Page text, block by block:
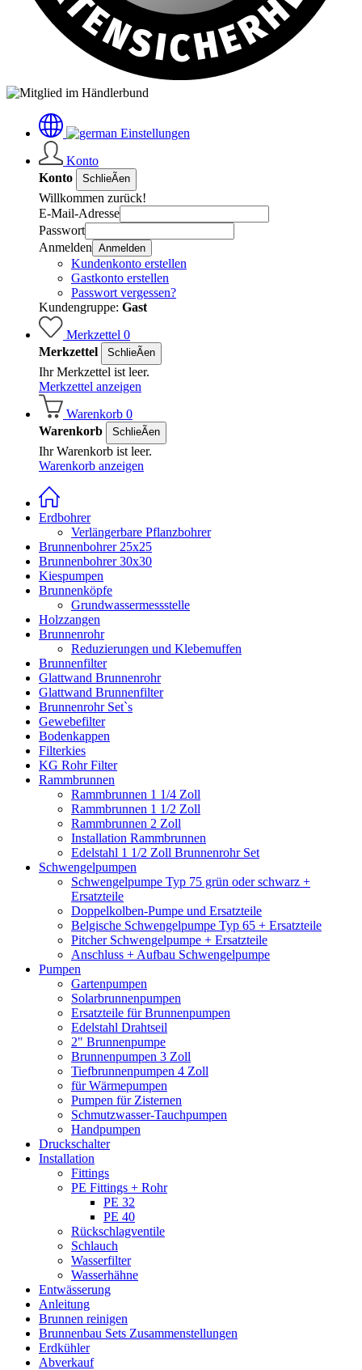
Einstellungen
Konto
Konto
SchlieÃen
Willkommen zurück!
E-Mail-Adresse
Passwort
Anmelden Anmelden
Kundenkonto erstellen
Gastkonto erstellen
Passwort vergessen?
Kundengruppe: Gast
Merkzettel 0
Merkzettel
SchlieÃen
Ihr Merkzettel ist leer.
Merkzettel anzeigen
Warenkorb 0
Warenkorb
SchlieÃen
Ihr Warenkorb ist leer.
Warenkorb anzeigen
Erdbohrer
Verlängerbare Pflanzbohrer
Brunnenbohrer 25x25
Brunnenbohrer 30x30
Kiespumpen
Brunnenköpfe
Grundwassermessstelle
Holzzangen
Brunnenrohr
Reduzierungen und Klebemuffen
Brunnenfilter
Glattwand Brunnenrohr
Glattwand Brunnenfilter
Brunnenrohr Set`s
Gewebefilter
Bodenkappen
Filterkies
KG Rohr Filter
Rammbrunnen
Rammbrunnen 1 1/4 Zoll
Rammbrunnen 1 1/2 Zoll
Rammbrunnen 2 Zoll
Installation Rammbrunnen
Edelstahl 1 1/2 Zoll Brunnenrohr Set
Schwengelpumpen
Schwengelpumpe Typ 75 grün oder schwarz +
Ersatzteile
Doppelkolben-Pumpe und Ersatzteile
Belgische Schwengelpumpe Typ 65 + Ersatzteile
Pitcher Schwengelpumpe + Ersatzteile
Anschluss + Aufbau Schwengelpumpe
Pumpen
Gartenpumpen
Solarbrunnenpumpen
Ersatzteile für Brunnenpumpen
Edelstahl Drahtseil
2" Brunnenpumpe
Brunnenpumpen 3 Zoll
Tiefbrunnenpumpen 4 Zoll
für Wärmepumpen
Pumpen für Zisternen
Schmutzwasser-Tauchpumpen
Handpumpen
Druckschalter
Installation
Fittings
PE Fittings + Rohr
PE 32
PE 40
Rückschlagventile
Schlauch
Wasserfilter
Wasserhähne
Entwässerung
Anleitung
Brunnen reinigen
Brunnenbau Sets Zusammenstellungen
Erdkühler
Abverkauf